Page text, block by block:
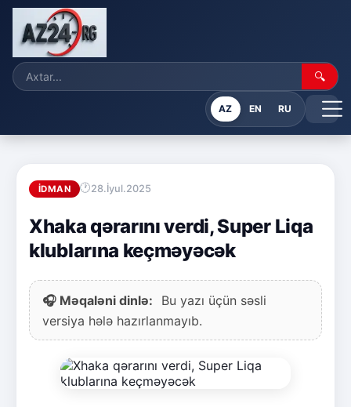
🔍
AZ EN RU
İDMAN 28.İyul.2025
Xhaka qərarını verdi, Super Liqa
klublarına keçməyəcək
🎧 Məqaləni dinlə:
Bu yazı üçün səsli
versiya hələ hazırlanmayıb.